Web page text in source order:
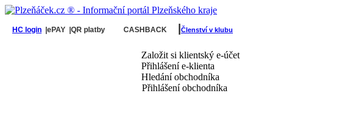
HC login |ePAY |QR platby CASHBACK Členství v klubu
Založit si klientský e-účet
Přihlášení e-klienta
Hledání obchodníka
Přihlášení obchodníka